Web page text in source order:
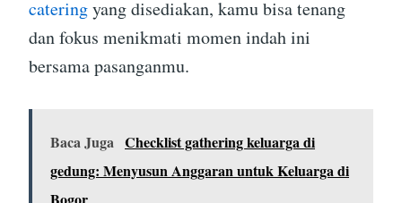
cateringyang disediakan, kamu bisa tenang
dan fokus menikmati momen indah ini
bersama pasanganmu.
Baca Juga Checklist gathering keluarga di
gedung: Menyusun Anggaran untuk Keluarga di